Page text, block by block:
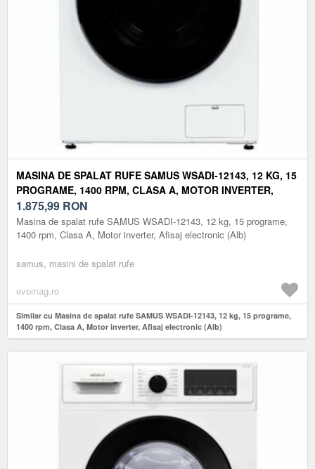
MASINA DE SPALAT RUFE SAMUS WSADI-12143, 12 KG, 15
PROGRAME, 1400 RPM, CLASA A, MOTOR INVERTER,
AFISAJ ELECTRONIC (ALB)
1.875,99 RON
Masina de spalat rufe SAMUS WSADI-12143, 12 kg, 15 programe,
1400 rpm, Clasa A, Motor inverter, Afisaj electronic (Alb)
samus, masini de spalat rufe
evomag.ro
Similar cu Masina de spalat rufe SAMUS WSADI-12143, 12 kg, 15 programe,
1400 rpm, Clasa A, Motor inverter, Afisaj electronic (Alb)